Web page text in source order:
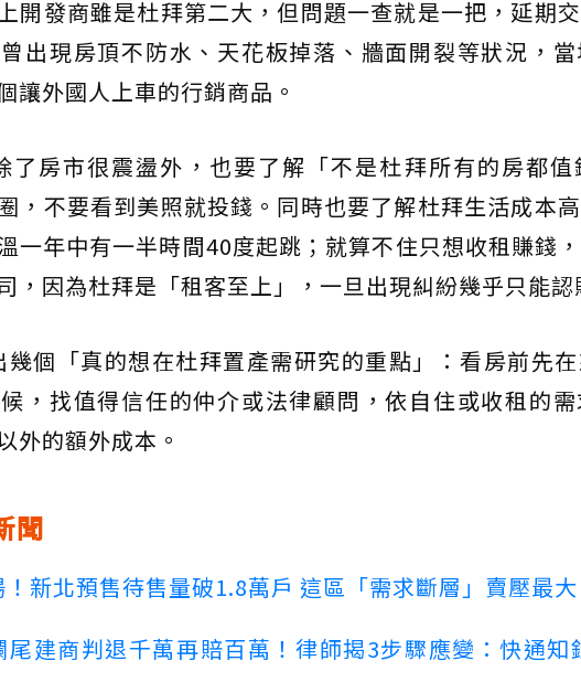
開發商雖是杜拜第二大，但問題一查就是一把，延期
出現房頂不防水、天花板掉落、牆面開裂等狀況，
讓外國人上車的行銷商品。
了房市很震盪外，也要了解「不是杜拜所有的房都
，不要看到美照就投錢。同時也要了解杜拜生活成本
一年中有一半時間40度起跳；就算不住只想收租賺錢
，因為杜拜是「租客至上」，一旦出現糾紛幾乎只能認
幾個「真的想在杜拜置產需研究的重點」：看房前先
，找值得信任的仲介或法律顧問，依自住或收租的
外的額外成本。
聞
新北預售待售量破1.8萬戶 這區「需求斷層」賣壓最大
尾建商判退千萬再賠百萬！律師揭3步驟應變：快通知